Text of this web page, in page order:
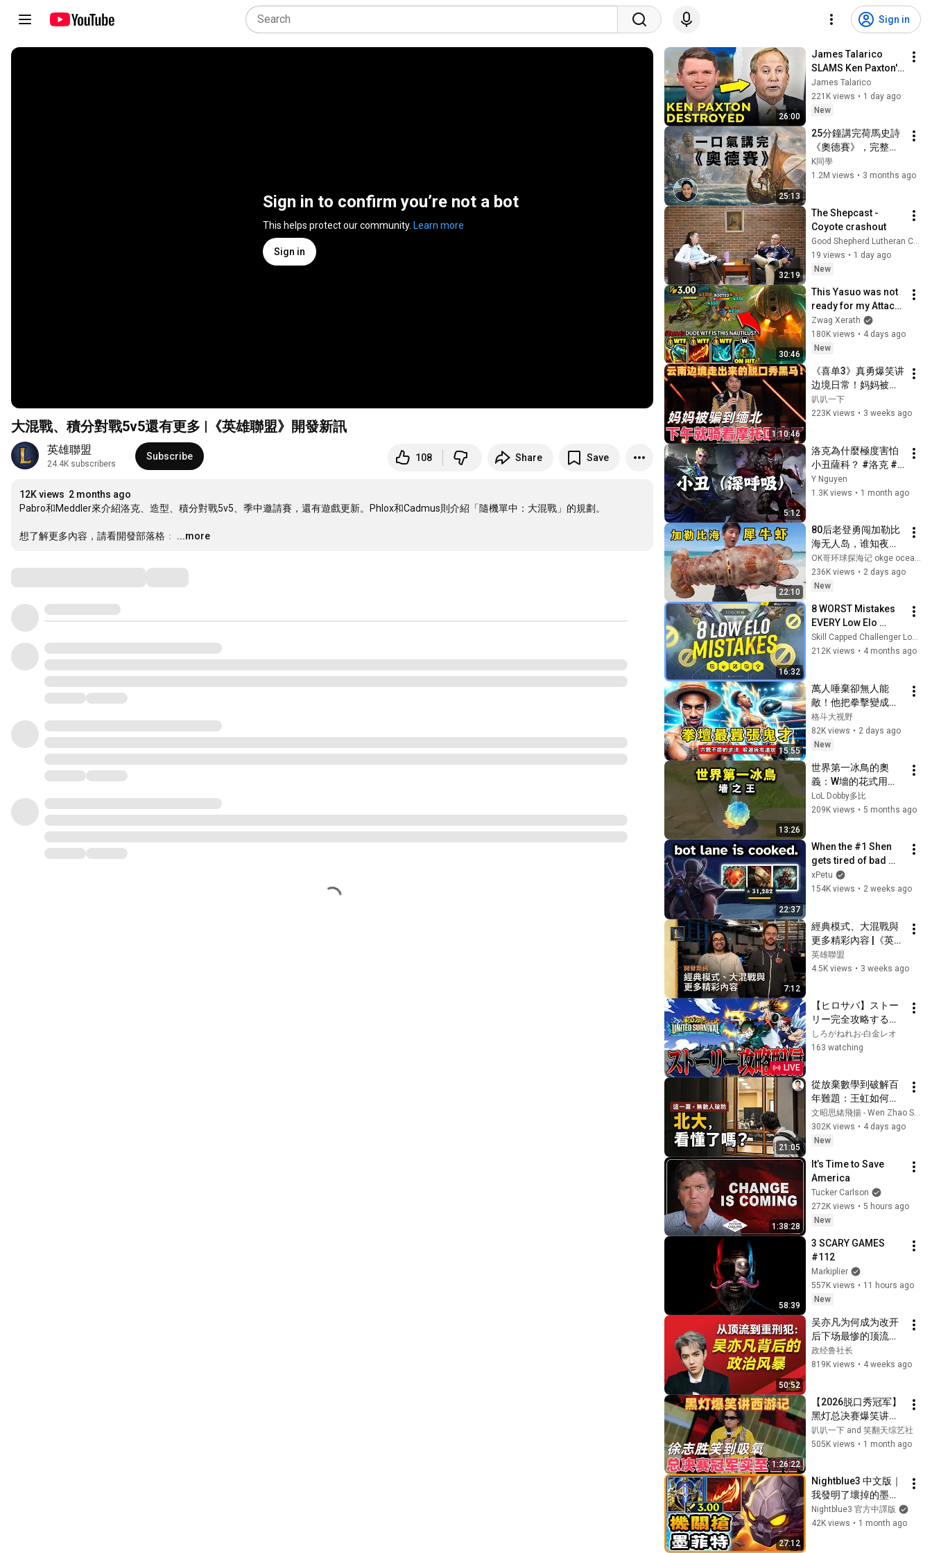
Sign in
Sign in to confirm you’re not a bot
This helps protect our community. Learn more
Sign in
大混戰、積分對戰5v5還有更多 |《英雄聯盟》開發新訊
英雄聯盟
24.4K subscribers
Subscribe 108 Share Save
12K views 2 months ago
Pabro和Meddler來介紹洛克、造型、積分對戰5v5、季中邀請賽，還有遊戲更新。Phlox和Cadmus則介紹「隨機單中：大混戰」的規劃。
想了解更多內容，請看開發部落格： …
...more
26:00
James Talarico
SLAMS Ken Paxton's
Corruption LIVE ON
AIR
James Talarico
221K views • 1 day ago
New
25:13
25分鐘講完荷馬史詩
《奧德賽》，完整劇
情一口氣看懂 | 這部
西方文學的開山之
K同學
1.2M views • 3 months ago
32:19
The Shepcast -
Coyote crashout
Good Shepherd Lutheran Church Regina
19 views • 1 day ago
New
30:46
This Yasuo was not
ready for my Attack
Speed Nautilus
build... (HE WAS
RAGING)
Zwag Xerath
180K views • 4 days ago
New
1:10:46
《喜单3》真勇爆笑讲
边境日常！妈妈被骗
到缅北，下午就骑摩
托回来，全场笑完被
#搞笑 #喜剧 #funny
#综艺
叭叭一下
223K views • 3 weeks ago
5:12
洛克為什麼極度害怕
小丑薩科？ #洛克 #
德瑪西亞 #惡魔小丑
Y Nguyen
1.3K views • 1 month ago
22:10
80后老登勇闯加勒比
海无人岛，谁知夜里
的海底都是巨型犀牛
虾！#巴哈马 #荒岛
探索 #鲨鱼 #赶海 #
加勒比海
OK哥环球探海记 okge ocean exploration
236K views • 2 days ago
New
16:32
8 WORST Mistakes
EVERY Low Elo
Player Makes in
Season 16!
Skill Capped Challenger LoL Guides
212K views • 4 months ago
15:55
萬人唾棄卻無人能
敵！他把拳擊變成羞
辱遊戲，歐洲頂尖猛
將全被他當猴耍到懷
疑人生！
格斗大视野
82K views • 2 days ago
New
13:26
世界第一冰鳥的奧
義：W墻的花式用
法！
LoL Dobby多比
209K views • 5 months ago
22:37
When the #1 Shen
gets tired of bad
ADCs... *1v4 ONE-
SHOTS*
xPetu
154K views • 2 weeks ago
7:12
經典模式、大混戰與
更多精彩內容 |《英雄
聯盟》開發新訊
英雄聯盟
4.5K views • 3 weeks ago
LIVE
【ヒロサバ】ストー
リー完全攻略する
【ヒロアカUS】
しろがねれお-白金レオ
163 watching
21:05
從放棄數學到破解百
年難題：王虹如何破
「卷」而出？【文昭
思緒飛揚562】
文昭思緒飛揚 - Wen Zhao Studio
302K views • 4 days ago
New
1:38:28
It’s Time to Save
America
Tucker Carlson
272K views • 5 hours ago
New
58:39
3 SCARY GAMES
#112
Markiplier
557K views • 11 hours ago
New
50:52
吴亦凡为何成为改开
后下场最惨的顶流明
星？他究竟有没有犯
罪？他究竟招惹了哪
巅峰？他和成龙之间
有哪些解不开的渊
源？王一博为什么度
过了三次绯闻危机？
政经鲁社长
819K views • 4 weeks ago
1:26:22
【2026脱口秀冠军】
黑灯总决赛爆笑讲西
游记，徐志胜笑到吸
氧！#喜剧之王单口
黑灯
叭叭一下 and 笑翻天综艺社
505K views • 1 month ago
27:12
Nightblue3 中文版｜
我發明了壞掉的墨菲
特打野…3.00攻速震
驚所有人！
Nightblue3 官方中譯版
42K views • 1 month ago